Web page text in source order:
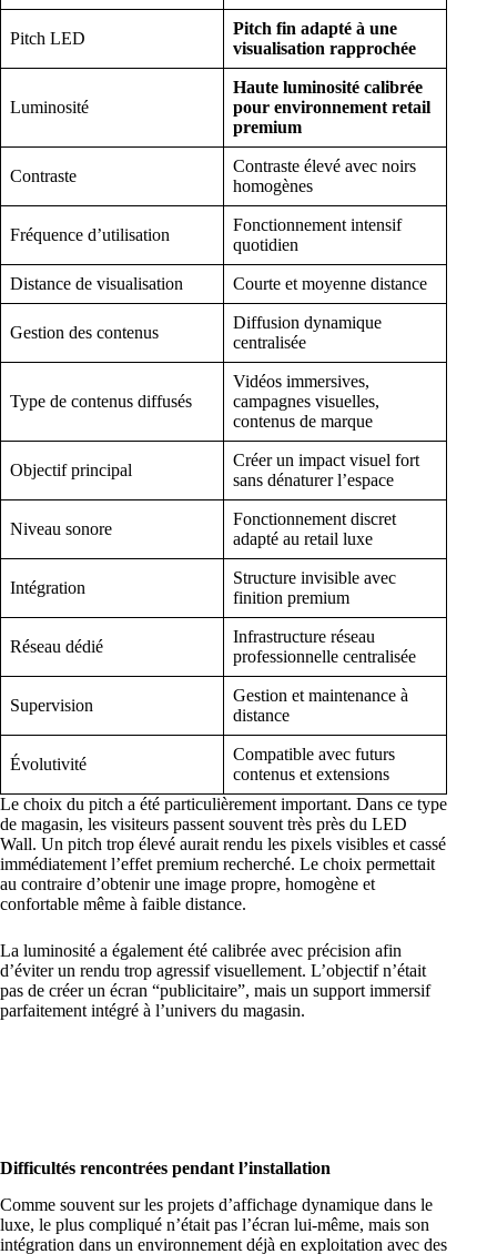
Pitch LED
Pitch fin adapté à une
visualisation rapprochée
Luminosité
Haute luminosité calibrée
pour environnement retail
premium
Contraste
Contraste élevé avec noirs
homogènes
Fréquence d’utilisation
Fonctionnement intensif
quotidien
Distance de visualisation Courte et moyenne distance
Gestion des contenus
Diffusion dynamique
centralisée
Type de contenus diffusés
Vidéos immersives,
campagnes visuelles,
contenus de marque
Objectif principal
Créer un impact visuel fort
sans dénaturer l’espace
Niveau sonore
Fonctionnement discret
adapté au retail luxe
Intégration
Structure invisible avec
finition premium
Réseau dédié
Infrastructure réseau
professionnelle centralisée
Supervision
Gestion et maintenance à
distance
Évolutivité
Compatible avec futurs
contenus et extensions
Le choix du pitch a été particulièrement important. Dans ce type
de magasin, les visiteurs passent souvent très près du LED
Wall. Un pitch trop élevé aurait rendu les pixels visibles et cassé
immédiatement l’effet premium recherché. Le choix permettait
au contraire d’obtenir une image propre, homogène et
confortable même à faible distance.
La luminosité a également été calibrée avec précision afin
d’éviter un rendu trop agressif visuellement. L’objectif n’était
pas de créer un écran “publicitaire”, mais un support immersif
parfaitement intégré à l’univers du magasin.
Difficultés rencontrées pendant l’installation
Comme souvent sur les projets d’affichage dynamique dans le
luxe, le plus compliqué n’était pas l’écran lui-même, mais son
intégration dans un environnement déjà en exploitation avec des